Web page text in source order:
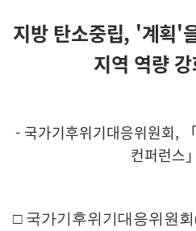
지방 탄소중립, '계획
지역 역량
- 국가기후위기대응위원회,
컨퍼런스
□ 국가기후위기대응위원회